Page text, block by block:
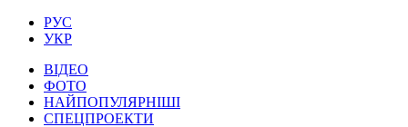
РУС
УКР
ВІДЕО
ФОТО
НАЙПОПУЛЯРНІШІ
СПЕЦПРОЕКТИ